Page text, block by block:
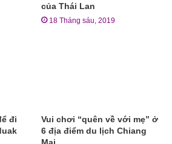
của Thái Lan
18 Tháng sáu, 2019
đi
Vui chơi “quên về với mẹ” ở
6 địa điểm du lịch Chiang